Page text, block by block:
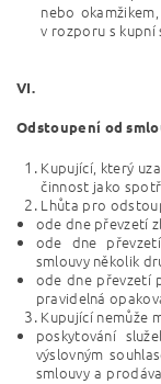
nebo
v rozporu s kupní
VI.
Odstoupení od
Kupující, který
činnost jako
Lhůta pro
ode dne převzetí
ode dne
smlouvy několik
ode dne převzetí
pravidelná
Kupující nemůže
poskytování
výslovným
smlouvy a